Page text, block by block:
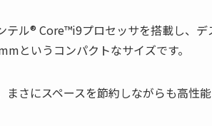
テル® Core™i9プロセッサを搭載し、
というコンパクトなサイズです。
まさにスペースを節約しながらも高性